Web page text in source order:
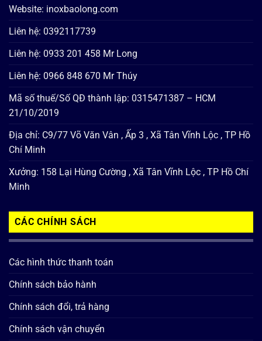
Website: inoxbaolong.com
Liên hệ: 0392117739
Liên hệ: 0933 201 458 Mr Long
Liên hệ: 0966 848 670 Mr Thúy
Mã số thuế/Số QĐ thành lập: 0315471387 – HCM
21/10/2019
Địa chỉ: C9/77 Võ Văn Vân , Ấp 3 , Xã Tân Vĩnh Lộc , TP Hồ
Chí Minh
Xưởng: 158 Lại Hùng Cường , Xã Tân Vĩnh Lộc , TP Hồ Chí
Minh
CÁC CHÍNH SÁCH
Các hình thức thanh toán
Chính sách bảo hành
Chính sách đổi, trả hàng
Chính sách vận chuyển